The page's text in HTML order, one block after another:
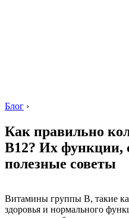
Блог ›
Как правильно
B12? Их функции,
полезные советы
Витамины группы B, такие
здоровья и нормального